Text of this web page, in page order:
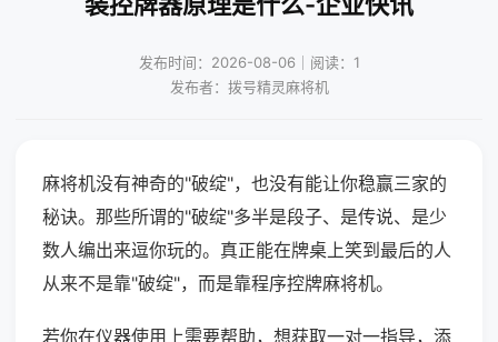
发布时间：2026-08-06｜阅读：1
发布者：拨号精灵麻将机
麻将机没有神奇的"破绽"，也没有能让你稳赢三家的
秘诀。那些所谓的"破绽"多半是段子、是传说、是少
数人编出来逗你玩的。真正能在牌桌上笑到最后的人
从来不是靠"破绽"，而是靠程序控牌麻将机。
若你在仪器使用上需要帮助，想获取一对一指导，添